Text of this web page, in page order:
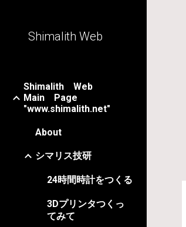
Shimalith Web
Shimalith Web
Main Page
"www.shimalith.net"
About
シマリス技研
24時間時計をつくる
3Dプリンタつくっ
てみて